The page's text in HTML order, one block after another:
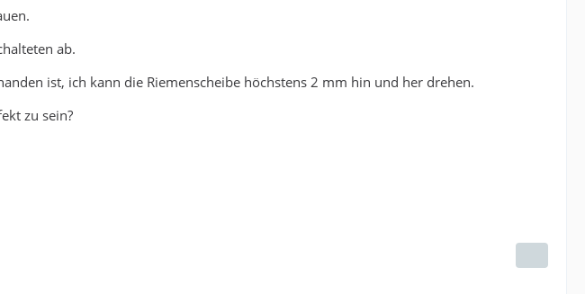
ab.
ist, ich kann die Riemenscheibe höchstens 2 mm hin und her drehen.
zu sein?